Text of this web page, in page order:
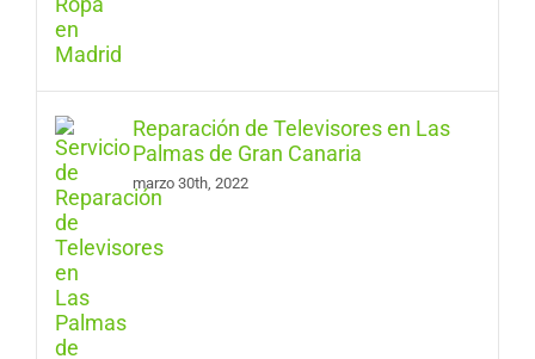
Reparación de Televisores en Las
Palmas de Gran Canaria
marzo 30th, 2022